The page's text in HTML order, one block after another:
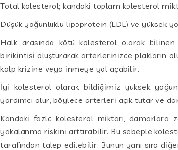
Total kolesterol; kandaki toplam kolesterol
Düşük yoğunluklu lipoprotein (LDL) ve yüksek
Halk arasında kötü kolesterol olarak
birikintisi oluşturarak arterlerinizde plakların
kalp krizine veya inmeye yol açabilir.
İyi kolesterol olarak bildiğimiz yüksek
yardımcı olur, böylece arterleri açık tutar ve
Kandaki fazla kolesterol miktarı, damarlara
yakalanma riskini arttırabilir. Bu sebeple
tarafından talep edilebilir. Bunun yanı sıra